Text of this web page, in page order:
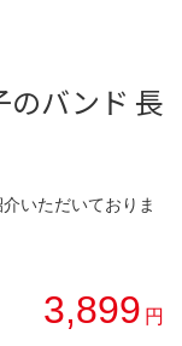
のバンド 長
いただいておりま
3,899 円